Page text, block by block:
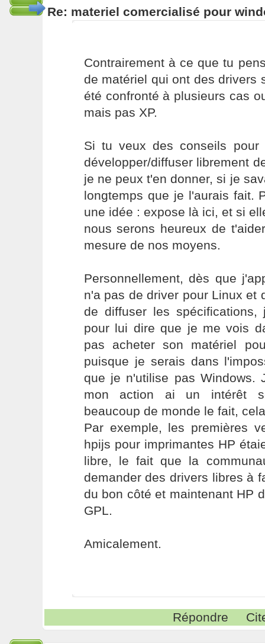
Re: materiel comercialisé pour
Contrairement à ce que tu
de matériel qui ont des drivers
été confronté à plusieurs cas
mais pas XP.
Si tu veux des conseils pour
développer/diffuser librement
je ne peux t'en donner, si je
longtemps que je l'aurais fait.
une idée : expose là ici, et si
nous serons heureux de
mesure de nos moyens.
Personnellement, dès que
n'a pas de driver pour Linux et
de diffuser les
pour lui dire que je me vois
pas acheter son matériel
puisque je serais dans
que je n'utilise pas Windows.
mon action ai un intérêt
beaucoup de monde le fait,
Par exemple, les premières
hpijs pour imprimantes HP
libre, le fait que la
demander des drivers libres à
du bon côté et maintenant HP
GPL.
Amicalement.
Répondre